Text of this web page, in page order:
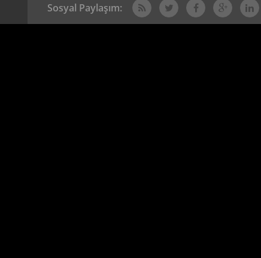
Sosyal Paylaşım: